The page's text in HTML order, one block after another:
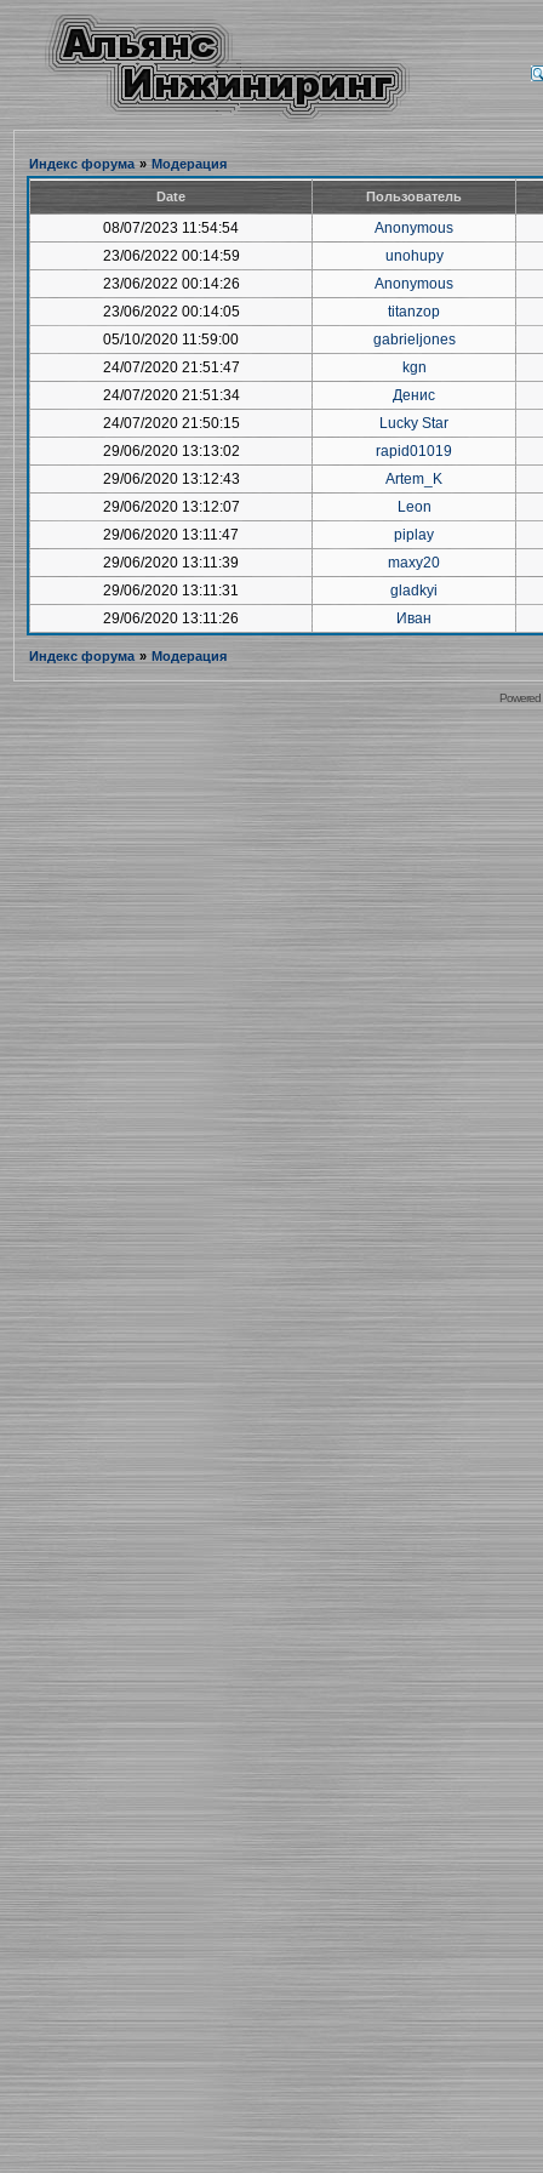
Индекс форума » Модерация
Date Пользователь
08/07/2023 11:54:54
Anonymous
23/06/2022 00:14:59
unohupy
23/06/2022 00:14:26
Anonymous
23/06/2022 00:14:05
titanzop
05/10/2020 11:59:00
gabrieljones
24/07/2020 21:51:47
kgn
24/07/2020 21:51:34
Денис
24/07/2020 21:50:15
Lucky Star
29/06/2020 13:13:02
rapid01019
29/06/2020 13:12:43
Artem_K
29/06/2020 13:12:07
Leon
29/06/2020 13:11:47
piplay
29/06/2020 13:11:39
maxy20
29/06/2020 13:11:31
gladkyi
29/06/2020 13:11:26
Иван
Индекс форума » Модерация